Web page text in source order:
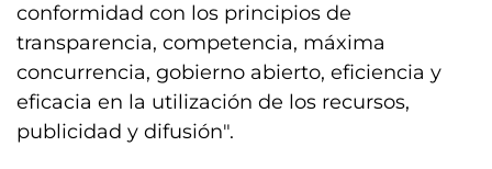
conformidad con los principios de
transparencia, competencia, máxima
concurrencia, gobierno abierto, eficiencia y
eficacia en la utilización de los recursos,
publicidad y difusión".